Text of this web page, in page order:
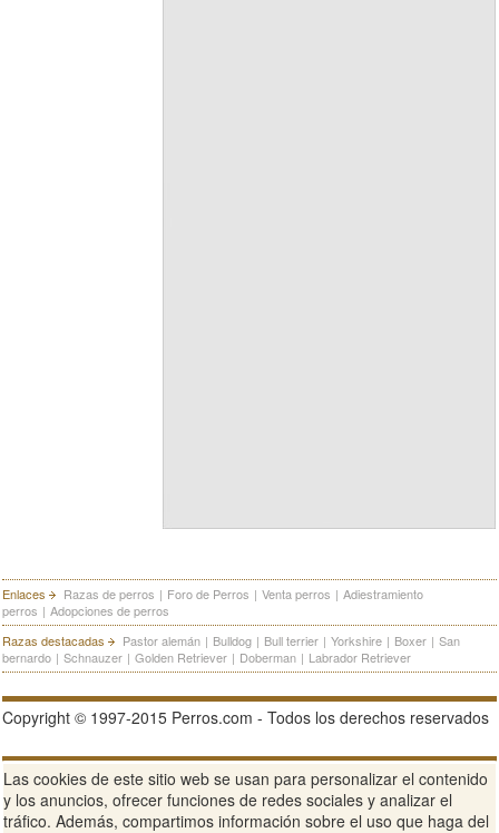
Enlaces Razas de perros | Foro de Perros | Venta perros | Adiestramiento
perros | Adopciones de perros
Razas destacadas
Pastor alemán | Bulldog | Bull terrier | Yorkshire | Boxer | San
bernardo | Schnauzer | Golden Retriever | Doberman | Labrador Retriever
Copyright © 1997-2015 Perros.com - Todos los derechos reservados
Publicidad en Perros.com | Contacte | Aviso Legal Política de
privacidad | Condiciones de uso
Las cookies de este sitio web se usan para personalizar el contenido
y los anuncios, ofrecer funciones de redes sociales y analizar el
tráfico. Además, compartimos información sobre el uso que haga del